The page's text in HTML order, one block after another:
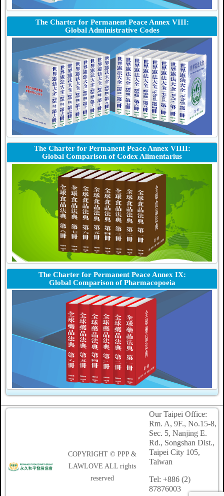
The Charter for Permanent Peace Annex VIII:
Global Administrative Codes
The Charter for Permanent Peace Annex VIIII:
Global Comparison of Codex Alimentarius
The Charter for Permanent Peace Annex IX:
Global Comparison of Pharmacopoeia
COPYRIGHT © PPP &
LAWLOVE ALL rights
reserved
Our Taipei Office:
Rm. A, 9F., No.15-8,
Sec. 5, Nanjing E.
Rd., Songshan Dist.,
Taipei City 105,
Taiwan
Tel: +886 (2)
87876003